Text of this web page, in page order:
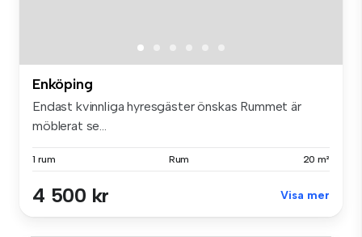
Enköping
Endast kvinnliga hyresgäster önskas Rummet är
möblerat se...
1 rum Rum 20 m²
4 500 kr Visa mer